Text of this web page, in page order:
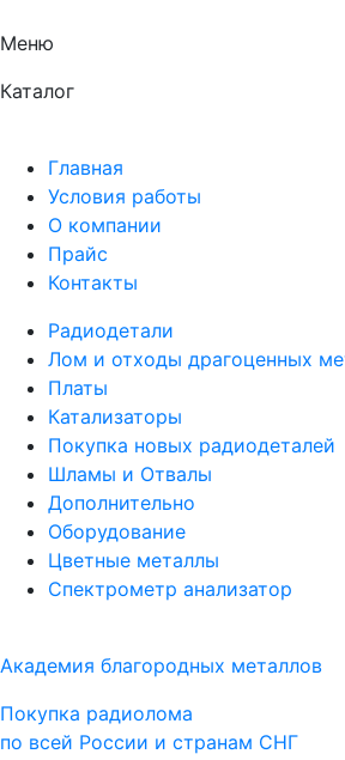
Меню
Каталог
Главная
Условия работы
О компании
Прайс
Контакты
Радиодетали
Лом и отходы драгоценных
Платы
Катализаторы
Покупка новых радиодеталей
Шламы и Отвалы
Дополнительно
Оборудование
Цветные металлы
Спектрометр анализатор
Академия благородных металлов
Покупка радиолома
по всей России и странам СНГ